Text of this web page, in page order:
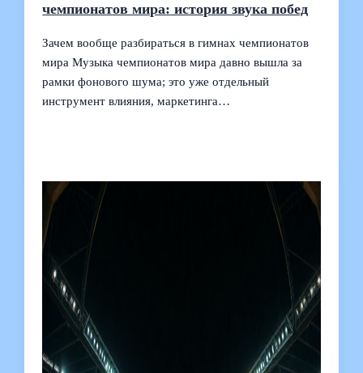
чемпионатов мира: история звука побед
Зачем вообще разбираться в гимнах чемпионатов
мира Музыка чемпионатов мира давно вышла за
рамки фонового шума; это уже отдельный
инструмент влияния, маркетинга…